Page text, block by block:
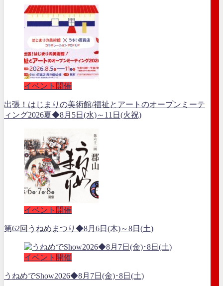
イベント開催
出張！はじまりの美術館/福祉とアートのオープンミーテ
ィング2026夏◆8月5日(水)～11日(火祝)
イベント開催
第62回うねめまつり◆8月6日(木)～8日(土)
イベント開催
うねめでShow2026◆8月7日(金)･8日(土)